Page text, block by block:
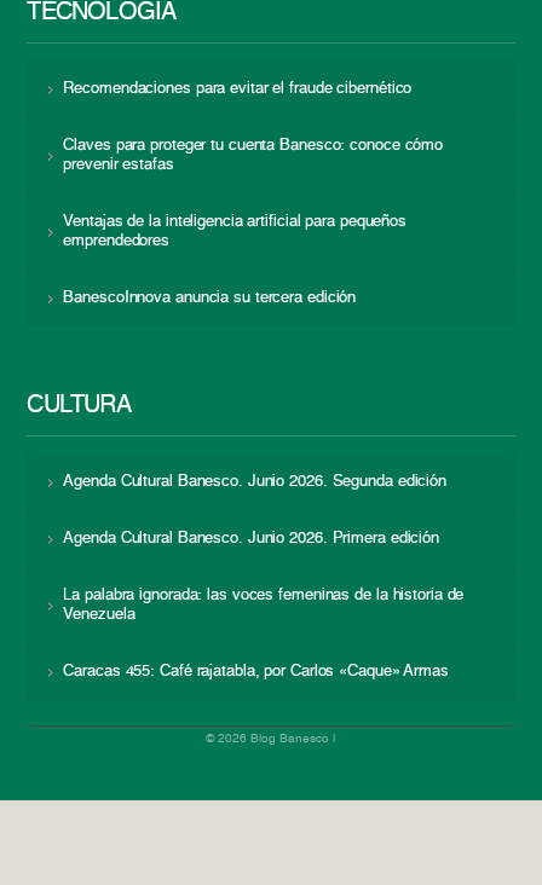
TECNOLOGÍA
Recomendaciones para evitar el fraude cibernético
Claves para proteger tu cuenta Banesco: conoce cómo
prevenir estafas
Ventajas de la inteligencia artificial para pequeños
emprendedores
BanescoInnova anuncia su tercera edición
CULTURA
Agenda Cultural Banesco. Junio 2026. Segunda edición
Agenda Cultural Banesco. Junio 2026. Primera edición
La palabra ignorada: las voces femeninas de la historia de
Venezuela
Caracas 455: Café rajatabla, por Carlos «Caque» Armas
© 2026 Blog Banesco |